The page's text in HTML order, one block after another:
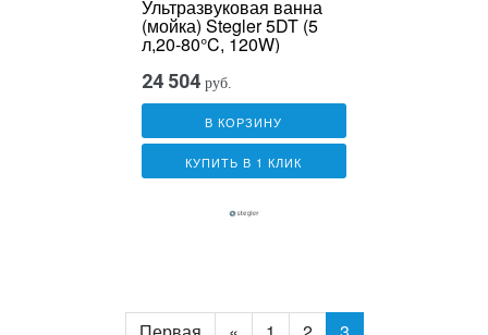
Ультразвуковая ванна
(мойка) Stegler 5DT (5
л,20-80°C, 120W)
24 504 руб.
В КОРЗИНУ
КУПИТЬ В 1 КЛИК